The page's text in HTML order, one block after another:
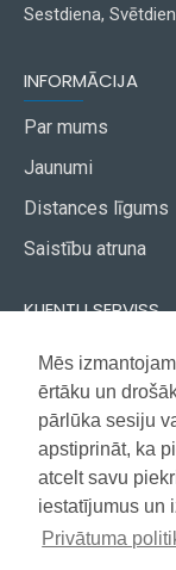
Mēs
ērtāku un
pārlūka sesiju
apstiprināt, ka
atcelt savu
iestatījumus un
Privātuma
Sestdiena,
INFORMĀCIJA
Par mums
Jaunumi
Distances līgums
Saistību atruna
KLIENTU SERVISS
Piegāde
Apmaksa
Garantija
Copyright ©